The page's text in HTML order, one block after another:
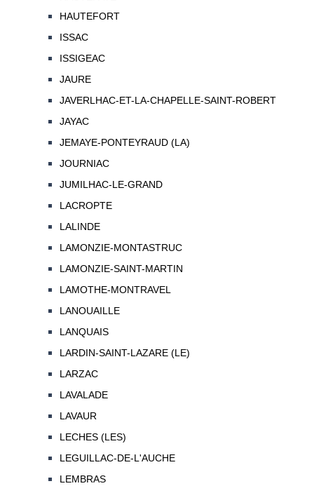
HAUTEFORT
ISSAC
ISSIGEAC
JAURE
JAVERLHAC-ET-LA-CHAPELLE-SAINT-ROBERT
JAYAC
JEMAYE-PONTEYRAUD (LA)
JOURNIAC
JUMILHAC-LE-GRAND
LACROPTE
LALINDE
LAMONZIE-MONTASTRUC
LAMONZIE-SAINT-MARTIN
LAMOTHE-MONTRAVEL
LANOUAILLE
LANQUAIS
LARDIN-SAINT-LAZARE (LE)
LARZAC
LAVALADE
LAVAUR
LECHES (LES)
LEGUILLAC-DE-L'AUCHE
LEMBRAS